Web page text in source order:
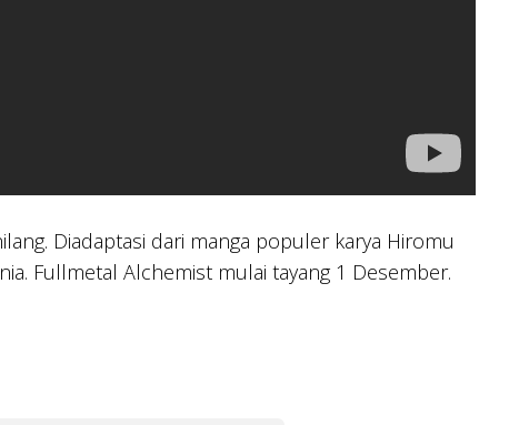
Diadaptasi dari manga populer karya Hiromu
Fullmetal Alchemist mulai tayang 1 Desember.